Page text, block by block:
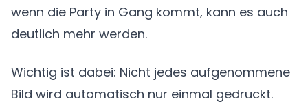
wenn die Party in Gang kommt, kann es auch
deutlich mehr werden.
Wichtig ist dabei: Nicht jedes aufgenommene
Bild wird automatisch nur einmal gedruckt.